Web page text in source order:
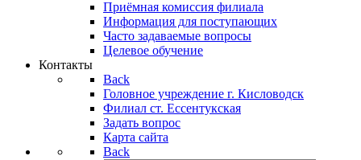
Приёмная комиссия филиала
Информация для поступающих
Часто задаваемые вопросы
Целевое обучение
Контакты
Back
Головное учреждение г. Кисловодск
Филиал ст. Ессентукская
Задать вопрос
Карта сайта
Back